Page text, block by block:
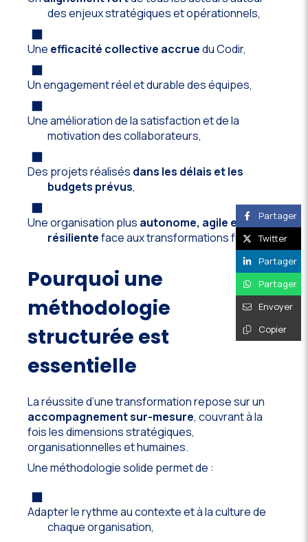
des enjeux stratégiques et opérationnels,
Une efficacité collective accruedu Codir,
Un engagement réel et durable des équipes,
Une amélioration de la satisfaction et de la
motivation des collaborateurs,
Des projets réalisés dans les délais et les
budgets prévus,
Une organisation plus autonome, agile et
résilienteface aux transformations futures.
Pourquoi une
méthodologie
structurée est
essentielle
La réussite d’une transformation repose sur un
accompagnement sur-mesure, couvrant à la
fois les dimensions stratégiques,
organisationnelles et humaines.
Une méthodologie solide permet de :
Adapter le rythme au contexte et à la culture de
chaque organisation,
Partager
Twitter
Partager
Partager
Envoyer
Copier